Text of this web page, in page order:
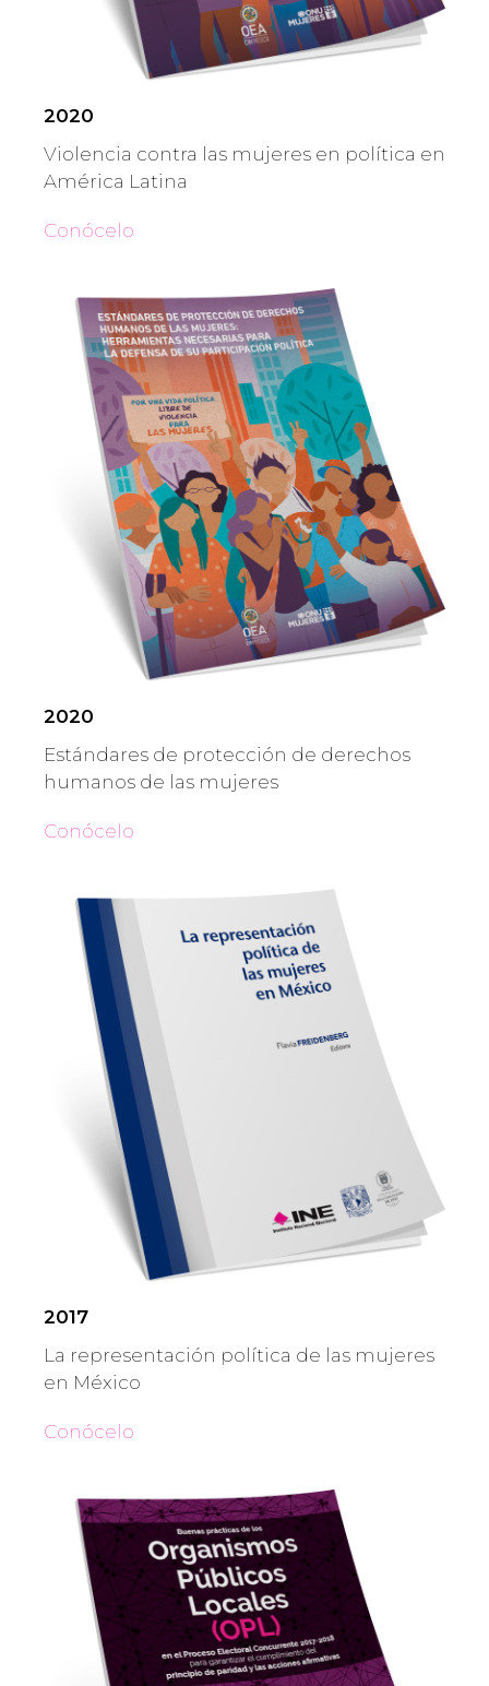
2017
La representación política de las mujeres
en México
Conócelo
2020
Estándares de protección de derechos
humanos de las mujeres
Conócelo
2020
Violencia contra las mujeres en política en
América Latina
Conócelo